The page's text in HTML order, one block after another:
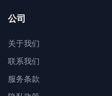
公司
关于我们
联系我们
服务条款